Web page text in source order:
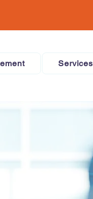
Services